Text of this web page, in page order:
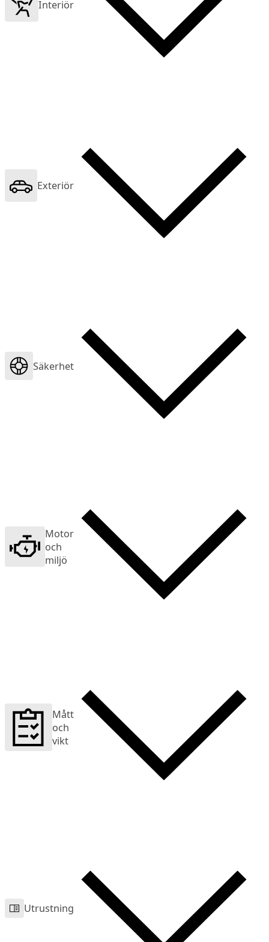
Interiör
Exteriör
Säkerhet
Motor
och
miljö
Mått
och
vikt
Utrustning